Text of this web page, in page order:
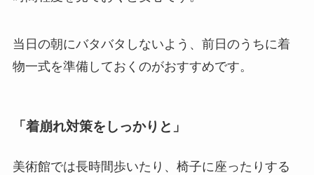
当日の朝にバタバタしないよう、前日のうちに着
物一式を準備しておくのがおすすめです。
「着崩れ対策をしっかりと」
美術館では長時間歩いたり、椅子に座ったりする